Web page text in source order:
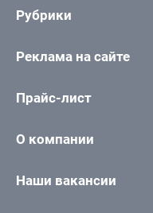
Рубрики
Реклама на сайте
Прайс-лист
О компании
Наши вакансии